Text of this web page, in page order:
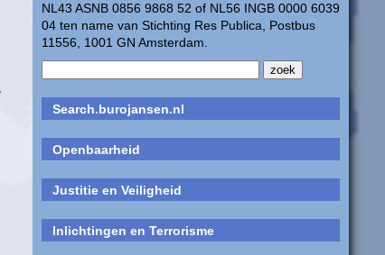
NL43 ASNB 0856 9868 52 of NL56 INGB 0000 6039
04 ten name van Stichting Res Publica, Postbus
11556, 1001 GN Amsterdam.
Search.burojansen.nl
Openbaarheid
Justitie en Veiligheid
Inlichtingen en Terrorisme